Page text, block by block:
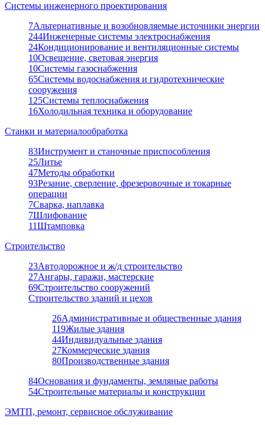
Системы инженерного проектирования
7Альтернативные и возобновляемые источники энергии
244Инженерные системы электроснабжения
24Кондиционирование и вентиляционные системы
10Освещение, световая энергия
10Системы газоснабжения
65Системы водоснабжения и гидротехнические
сооружения
125Системы теплоснабжения
16Холодильная техника и оборудование
Станки и материалообработка
83Инструмент и станочные приспособления
25Литье
47Методы обработки
93Резание, сверление, фрезеровочные и токарные
операции
7Сварка, наплавка
7Шлифование
11Штамповка
Строительство
23Автодорожное и ж/д строительство
27Ангары, гаражи, мастерские
69Строительство сооружений
Строительство зданий и цехов
26Административные и общественные здания
119Жилые здания
44Индивидуальные здания
27Коммерческие здания
80Производственные здания
84Основания и фундаменты, земляные работы
54Строительные материалы и конструкции
ЭМТП, ремонт, сервисное обслуживание